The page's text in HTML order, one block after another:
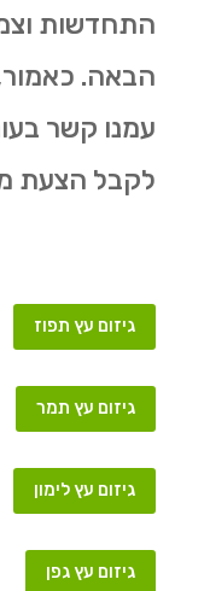
התחדשות
הבאה.
עמנו קשר
לקבל הצעת
גיזום עץ תפוז
גיזום עץ תמר
גיזום עץ לימון
גיזום עץ גפן